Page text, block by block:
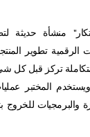
منشأة حديثة
الرقمية تطوير
تركز قبل كل
المختبر
للخروج